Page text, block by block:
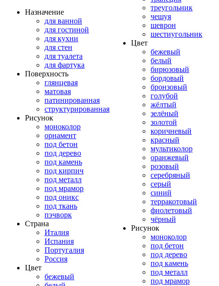
Назначение
для ванной
для гостиной
для кухни
для стен
для туалета
для фартука
Поверхность
глянцевая
матовая
патинированная
структурированная
Рисунок
моноколор
орнамент
под бетон
под дерево
под камень
под кирпич
под металл
под мрамор
под оникс
под ткань
пэчворк
Страна
Италия
Испания
Португалия
Россия
Цвет
бежевый
треугольник
чешуя
шеврон
шестиугольник
Цвет
бежевый
белый
бирюзовый
бордовый
бронзовый
голубой
жёлтый
зелёный
золотой
коричневый
красный
мультиколор
оранжевый
розовый
серебряный
серый
синий
терракотовый
фиолетовый
чёрный
Рисунок
моноколор
под бетон
под дерево
под камень
под металл
под мрамор